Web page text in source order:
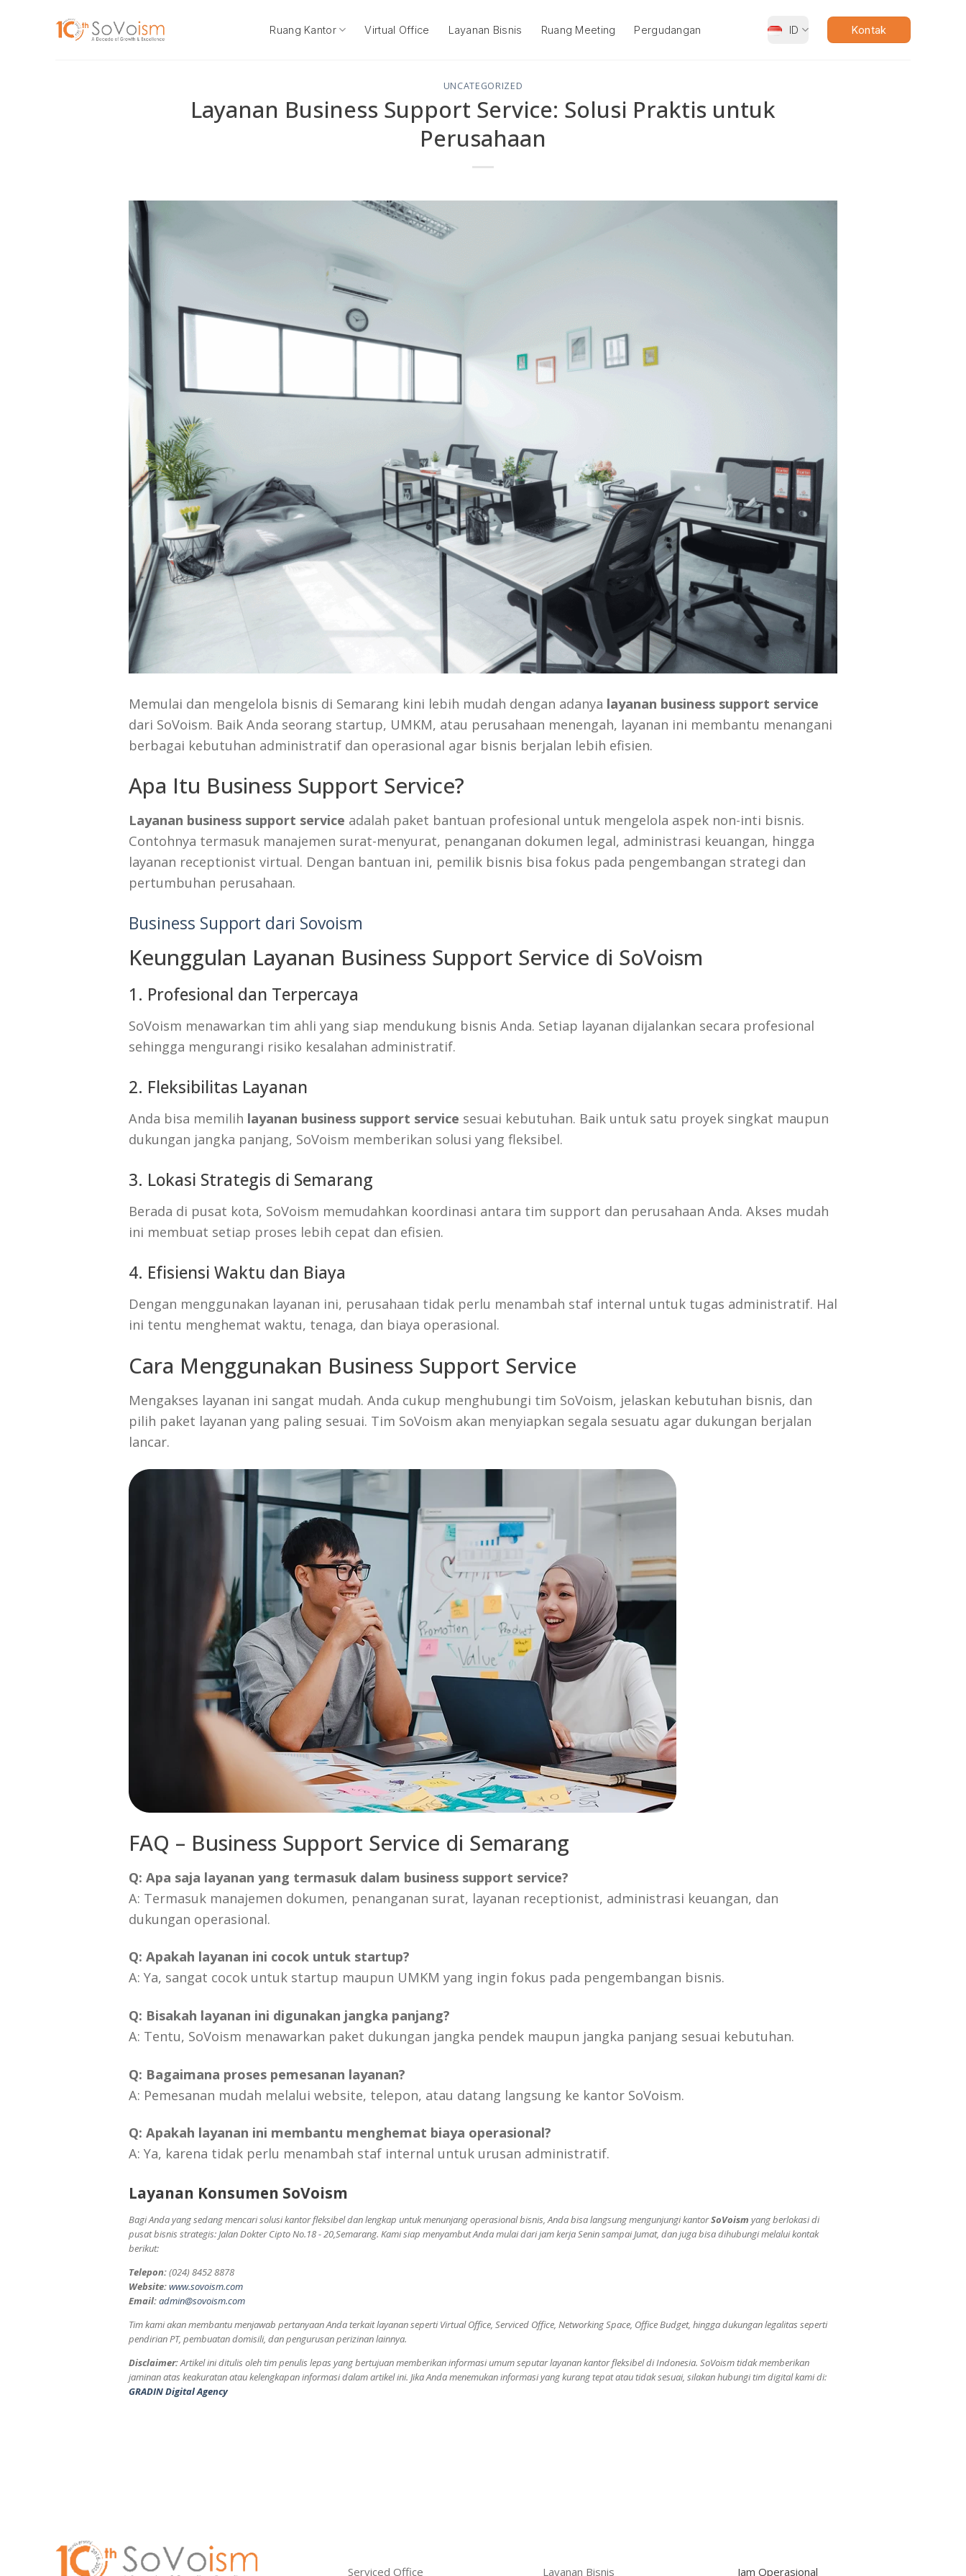
Ruang Kantor Virtual Office Layanan Bisnis Ruang Meeting Pergudangan ID Kontak
UNCATEGORIZED
Layanan Business Support Service: Solusi Praktis untuk
Perusahaan
Memulai dan mengelola bisnis di Semarang kini lebih mudah dengan adanya layanan business support service
dari SoVoism. Baik Anda seorang startup, UMKM, atau perusahaan menengah, layanan ini membantu menangani
berbagai kebutuhan administratif dan operasional agar bisnis berjalan lebih efisien.
Apa Itu Business Support Service?
Layanan business support service adalah paket bantuan profesional untuk mengelola aspek non-inti bisnis.
Contohnya termasuk manajemen surat-menyurat, penanganan dokumen legal, administrasi keuangan, hingga
layanan receptionist virtual. Dengan bantuan ini, pemilik bisnis bisa fokus pada pengembangan strategi dan
pertumbuhan perusahaan.
Business Support dari Sovoism
Keunggulan Layanan Business Support Service di SoVoism
1. Profesional dan Terpercaya
SoVoism menawarkan tim ahli yang siap mendukung bisnis Anda. Setiap layanan dijalankan secara profesional
sehingga mengurangi risiko kesalahan administratif.
2. Fleksibilitas Layanan
Anda bisa memilih layanan business support service sesuai kebutuhan. Baik untuk satu proyek singkat maupun
dukungan jangka panjang, SoVoism memberikan solusi yang fleksibel.
3. Lokasi Strategis di Semarang
Berada di pusat kota, SoVoism memudahkan koordinasi antara tim support dan perusahaan Anda. Akses mudah
ini membuat setiap proses lebih cepat dan efisien.
4. Efisiensi Waktu dan Biaya
Dengan menggunakan layanan ini, perusahaan tidak perlu menambah staf internal untuk tugas administratif. Hal
ini tentu menghemat waktu, tenaga, dan biaya operasional.
Cara Menggunakan Business Support Service
Mengakses layanan ini sangat mudah. Anda cukup menghubungi tim SoVoism, jelaskan kebutuhan bisnis, dan
pilih paket layanan yang paling sesuai. Tim SoVoism akan menyiapkan segala sesuatu agar dukungan berjalan
lancar.
FAQ – Business Support Service di Semarang
Q: Apa saja layanan yang termasuk dalam business support service?
A: Termasuk manajemen dokumen, penanganan surat, layanan receptionist, administrasi keuangan, dan
dukungan operasional.
Q: Apakah layanan ini cocok untuk startup?
A: Ya, sangat cocok untuk startup maupun UMKM yang ingin fokus pada pengembangan bisnis.
Q: Bisakah layanan ini digunakan jangka panjang?
A: Tentu, SoVoism menawarkan paket dukungan jangka pendek maupun jangka panjang sesuai kebutuhan.
Q: Bagaimana proses pemesanan layanan?
A: Pemesanan mudah melalui website, telepon, atau datang langsung ke kantor SoVoism.
Q: Apakah layanan ini membantu menghemat biaya operasional?
A: Ya, karena tidak perlu menambah staf internal untuk urusan administratif.
Layanan Konsumen SoVoism
Bagi Anda yang sedang mencari solusi kantor fleksibel dan lengkap untuk menunjang operasional bisnis, Anda bisa langsung mengunjungi kantorSoVoism yang berlokasi di
pusat bisnis strategis: Jalan Dokter Cipto No.18 - 20,Semarang. Kami siap menyambut Anda mulai dari jam kerja Senin sampai Jumat, dan juga bisa dihubungi melalui kontak
berikut:
Telepon:(024) 8452 8878
Website:www.sovoism.com
Email:admin@sovoism.com
Tim kami akan membantu menjawab pertanyaan Anda terkait layanan seperti Virtual Office, Serviced Office, Networking Space, Office Budget, hingga dukungan legalitas seperti
pendirian PT, pembuatan domisili, dan pengurusan perizinan lainnya.
Disclaimer:Artikel ini ditulis oleh tim penulis lepas yang bertujuan memberikan informasi umum seputar layanan kantor fleksibel di Indonesia. SoVoism tidak memberikan
jaminan atas keakuratan atau kelengkapan informasi dalam artikel ini. Jika Anda menemukan informasi yang kurang tepat atau tidak sesuai, silakan hubungi tim digital kami di:
GRADIN Digital Agency
Serviced Office Layanan Bisnis Jam Operasional